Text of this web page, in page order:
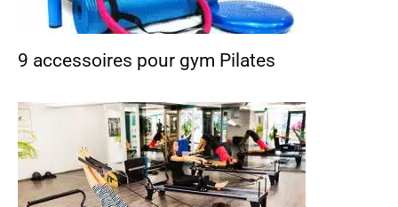
9 accessoires pour gym Pilates